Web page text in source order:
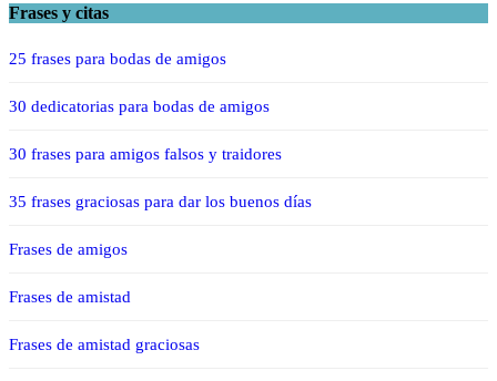
Frases y citas
25 frases para bodas de amigos
30 dedicatorias para bodas de amigos
30 frases para amigos falsos y traidores
35 frases graciosas para dar los buenos días
Frases de amigos
Frases de amistad
Frases de amistad graciosas